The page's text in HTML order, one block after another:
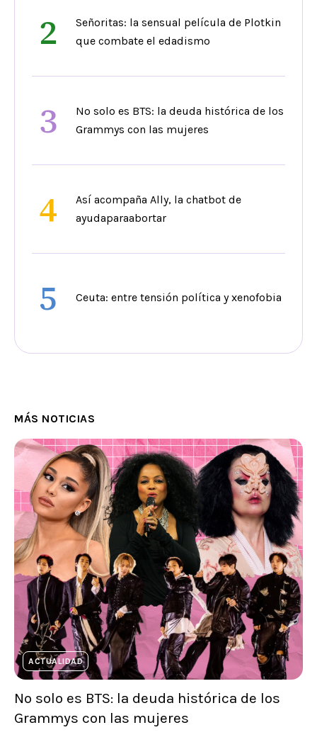
2
Señoritas: la sensual película de Plotkin
que combate el edadismo
3
No solo es BTS: la deuda histórica de los
Grammys con las mujeres
4
Así acompaña Ally, la chatbot de
ayudaparaabortar
5 Ceuta: entre tensión política y xenofobia
MÁS NOTICIAS
ACTUALIDAD
No solo es BTS: la deuda histórica de los
Grammys con las mujeres